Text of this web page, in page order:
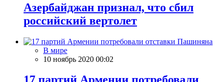
Азербайджан признал, что сбил
российский вертолет
В мире
10 ноябрь 2020 00:02